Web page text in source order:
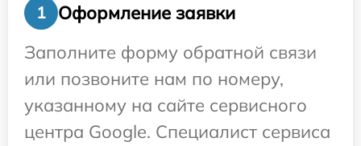
1
Оформление заявки
Заполните форму обратной связи
или позвоните нам по номеру,
указанному на сайте сервисного
центра Google. Специалист сервиса